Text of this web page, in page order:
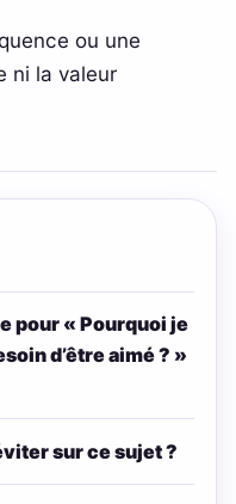
ou une
ni la valeur
pour « Pourquoi je
d’être aimé ? »
sur ce sujet ?